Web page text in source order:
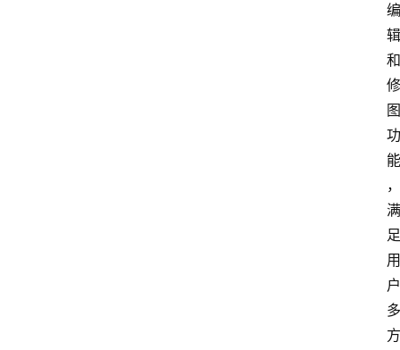
编
辑
和
修
图
功
能
，
满
足
用
户
多
方